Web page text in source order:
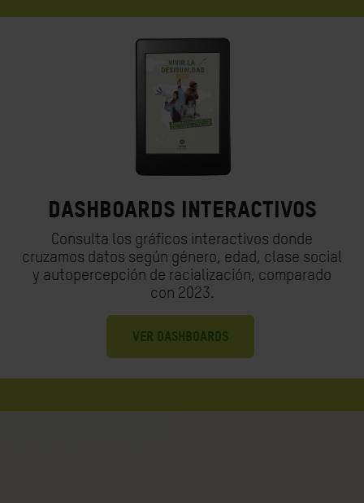
Dashboards interactivos
Consulta los gráficos interactivos donde
cruzamos datos según género, edad, clase social
y autopercepción de racialización, comparado
con 2023.
VER DASHBOARDS